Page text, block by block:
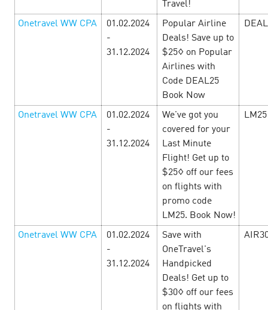
HOLIDAY SEASON — International
Expand the boundaries of your new abilities with
International offers!From June the 1st HOLIDAY SEASON
starts at CityADS! Start the journey and stock an
inspiration! There will be summer offe…
Travel!
Onetravel WW CPA
01.02.2024
-
31.12.2024
Popular Airline
Deals! Save up to
$25◊ on Popular
Airlines with
Code DEAL25
Book Now
Onetravel WW CPA
01.02.2024
-
31.12.2024
We've got you
covered for your
Last Minute
Flight! Get up to
$25◊ off our fees
on flights with
promo code
LM25. Book Now!
LM25
Onetravel WW CPA
01.02.2024
-
31.12.2024
Save with
OneTravel's
Handpicked
Deals! Get up to
$30◊ off our fees
on flights with